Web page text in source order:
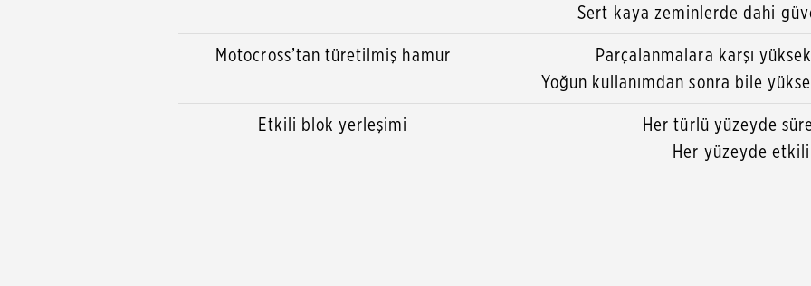
Sert kaya zeminlerde dahi
Motocross’tan türetilmiş hamur
Parçalanmalara karşı
Yoğun kullanımdan sonra bile
Etkili blok yerleşimi
Her türlü yüzeyde
Her yüzeyde